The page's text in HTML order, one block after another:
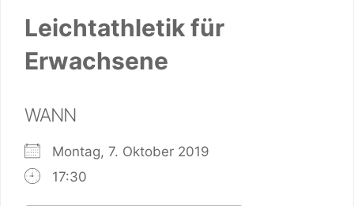
Leichtathletik für
Erwachsene
WANN
Montag, 7. Oktober 2019
17:30